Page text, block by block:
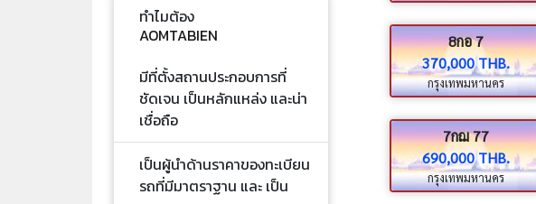
ทำไมต้อง
AOMTABIEN
มีที่ตั้งสถานประกอบการที่
ชัดเจน เป็นหลักแหล่ง และน่า
เชื่อถือ
เป็นผู้นำด้านราคาของทะเบียน
รถที่มีมาตราฐาน และ เป็น
8กอ 7
370,000 THB.
กรุงเทพมหานคร
7กฌ 77
690,000 THB.
กรุงเทพมหานคร